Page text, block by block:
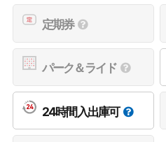
定期券
パーク＆ライド
24時間入出庫可